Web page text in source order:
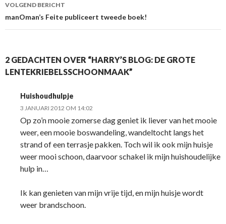
VOLGEND BERICHT
manOman’s Feite publiceert tweede boek!
2 GEDACHTEN OVER “HARRY’S BLOG: DE GROTE
LENTEKRIEBELSSCHOONMAAK”
Huishoudhulpje
3 JANUARI 2012 OM 14:02
Op zo’n mooie zomerse dag geniet ik liever van het mooie
weer, een mooie boswandeling, wandeltocht langs het
strand of een terrasje pakken. Toch wil ik ook mijn huisje
weer mooi schoon, daarvoor schakel ik mijn huishoudelijke
hulp in…
Ik kan genieten van mijn vrije tijd, en mijn huisje wordt
weer brandschoon.